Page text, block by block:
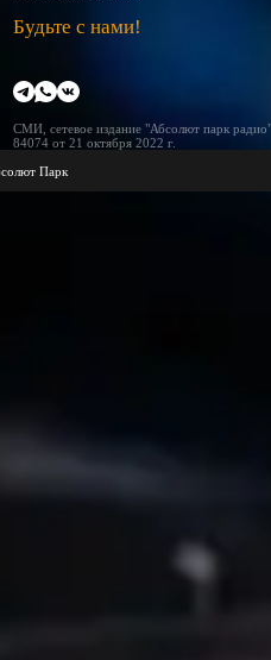
Будьте с нами!
СМИ, сетевое издание "Абсолют парк
84074 от 21 октября 2022 г.
Парк